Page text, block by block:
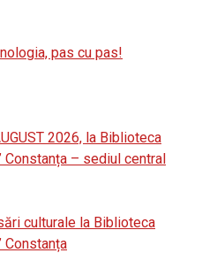
pas cu pas!
2026, la Biblioteca
Constanța – sediul central
culturale la Biblioteca
Constanța